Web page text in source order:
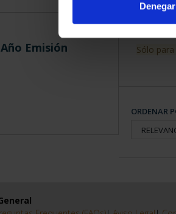
Denegar
Emisión Sólo
ORDENAR